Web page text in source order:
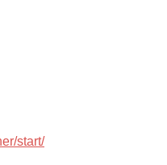
start/